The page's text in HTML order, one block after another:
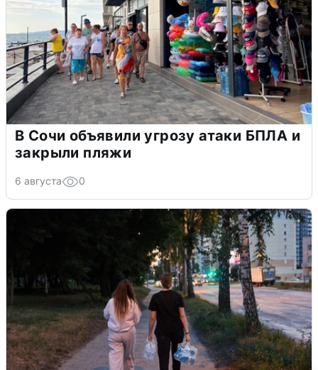
В Сочи объявили угрозу атаки БПЛА и
закрыли пляжи
6 августа 0